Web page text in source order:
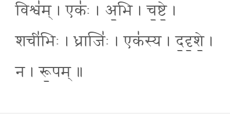
विश्व॑म् । एकः॑ । अ॒भि । च॒ष्टे॒ ।
शची॑भिः । ध्राजिः॑ । एक॑स्य । द॒दृ॒शे॒ ।
न । रू॒पम् ॥